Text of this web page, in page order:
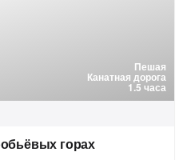
Пешая
Канатная дорога
1.5 часа
горах